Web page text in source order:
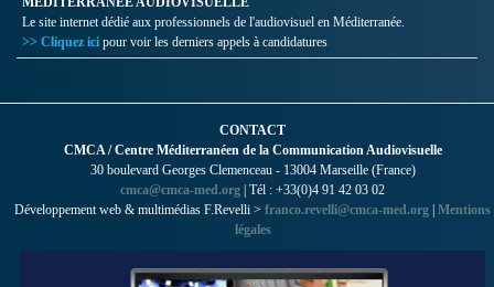
Le site internet dédié aux professionnels de l'audiovisuel en Méditerranée.
>> Cliquez ici pour voir les derniers appels à candidatures
CONTACT
CMCA / Centre Méditerranéen de la Communication Audiovisuelle
30 boulevard Georges Clemenceau - 13004 Marseille (France)
cmca@cmca-med.org | Tél : +33(0)4 91 42 03 02
Développement web & multimédias F.Revelli > franco.revelli@cmca-med.org Mentions
légales